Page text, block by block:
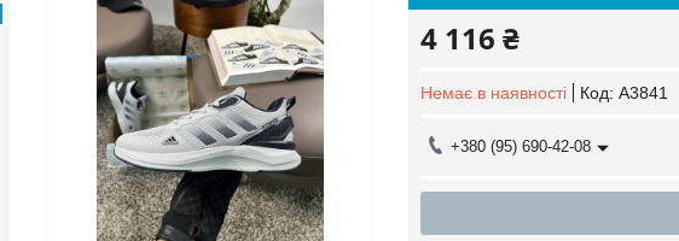
4 116 ₴
Немає в наявності Код: A3841
+380 (95) 690-42-08